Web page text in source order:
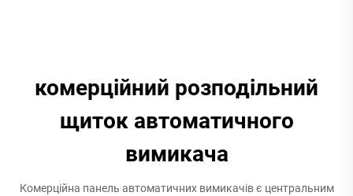
комерційний розподільний
щиток автоматичного
вимикача
Комерційна панель автоматичних вимикачів є центральним